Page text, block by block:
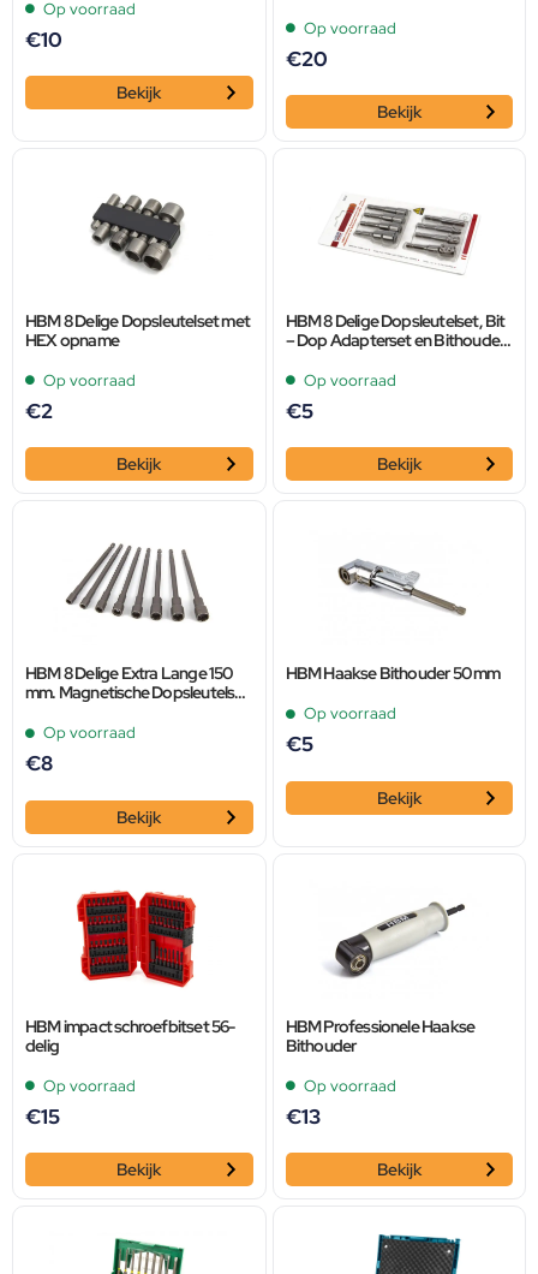
Op voorraad
€10
Bekijk
Op voorraad
€20
Bekijk
HBM 8 Delige Dopsleutelset met
HEX opname
Op voorraad
€2
Bekijk
HBM 8 Delige Dopsleutelset, Bit
– Dop Adapterset en Bithouder
Op voorraad
€5
Bekijk
HBM 8 Delige Extra Lange 150
mm. Magnetische Dopsleutelset
Op voorraad
€8
Bekijk
HBM Haakse Bithouder 50 mm
Op voorraad
€5
Bekijk
HBM impact schroefbitset 56-
delig
Op voorraad
€15
Bekijk
HBM Professionele Haakse
Bithouder
Op voorraad
€13
Bekijk